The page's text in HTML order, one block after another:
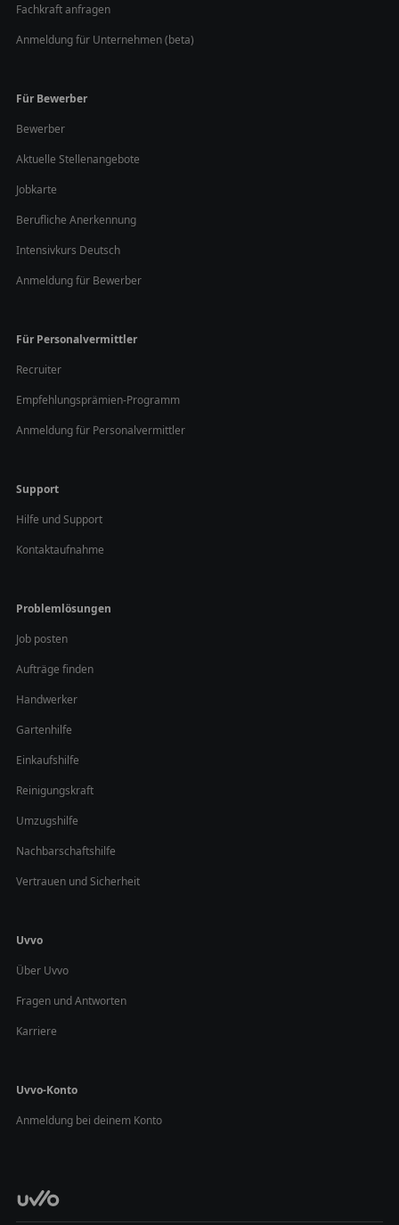
Fachkraft anfragen
Anmeldung für Unternehmen (beta)
Für Bewerber
Bewerber
Aktuelle Stellenangebote
Jobkarte
Berufliche Anerkennung
Intensivkurs Deutsch
Anmeldung für Bewerber
Für Personalvermittler
Recruiter
Empfehlungsprämien-Programm
Anmeldung für Personalvermittler
Support
Hilfe und Support
Kontaktaufnahme
Problemlösungen
Job posten
Aufträge finden
Handwerker
Gartenhilfe
Einkaufshilfe
Reinigungskraft
Umzugshilfe
Nachbarschaftshilfe
Vertrauen und Sicherheit
Uvvo
Über Uvvo
Fragen und Antworten
Karriere
Uvvo-Konto
Anmeldung bei deinem Konto